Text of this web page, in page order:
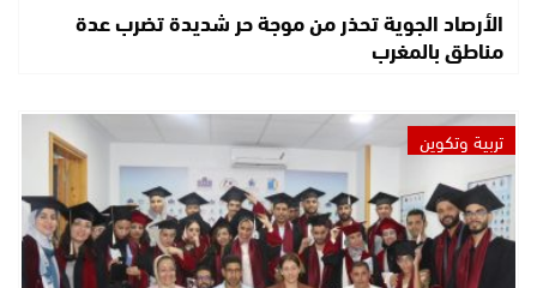
الأرصاد الجوية تحذر من موجة حر شديدة تضرب عدة
مناطق بالمغرب
تربية وتكوين